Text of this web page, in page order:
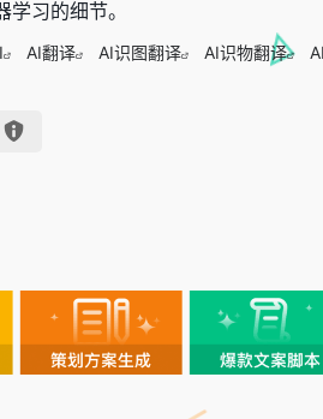
习的细节。
AI翻译 AI识图翻译 AI识物翻译